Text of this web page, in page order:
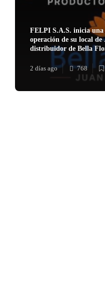
FELPI S.A.S. inicia una
operación de su local de
distribuidor de Bella
2 días ago 768